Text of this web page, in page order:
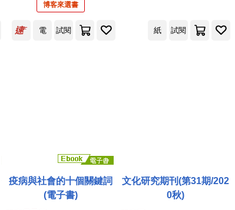
博客來選書
電 試閱 紙 試閱
疫病與社會的十個關鍵詞
(電子書)
文化研究期刊(第31期/202
0秋)